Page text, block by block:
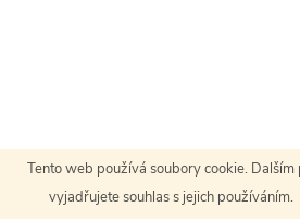
Tento web používá soubory cookie.
vyjadřujete souhlas s jejich používáním.